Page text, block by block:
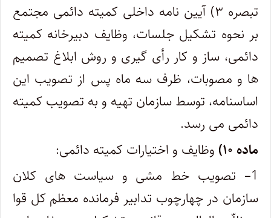
تبصره ۳)
آیین نامه داخلی کمیته دائمی مجتمع
بر نحوه تشکیل جلسات، وظایف دبیرخانه کمیته
دائمی، ساز و کار رأی گیری و روش ابلاغ تصمیم
ها و مصوبات، ظرف سه ماه پس از تصویب این
اساسنامه، توسط سازمان تهیه و به تصویب کمیته
دائمی می رسد.
ماده ۱۰)
وظایف و اختیارات کمیته دائمی:
1– تصویب خط مشی و سیاست های کلان
سازمان در چهارچوب تدابیر فرمانده معظم کل قوا